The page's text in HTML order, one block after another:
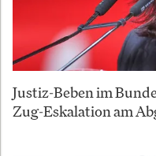
Justiz-Beben im
Zug-Eskalation am